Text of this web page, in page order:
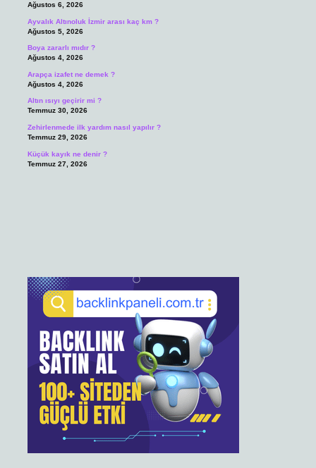
Ağustos 6, 2026
Ayvalık Altınoluk İzmir arası kaç km ?
Ağustos 5, 2026
Boya zararlı mıdır ?
Ağustos 4, 2026
Arapça izafet ne demek ?
Ağustos 4, 2026
Altın ısıyı geçirir mi ?
Temmuz 30, 2026
Zehirlenmede ilk yardım nasıl yapılır ?
Temmuz 29, 2026
Küçük kayık ne denir ?
Temmuz 27, 2026